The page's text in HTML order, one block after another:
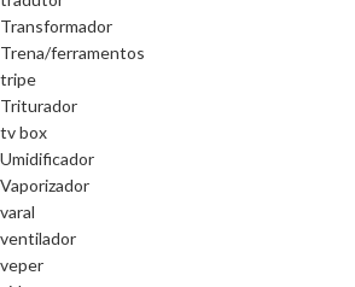
Transformador
Trena/ferramentos
tripe
Triturador
tv box
Umidificador
Vaporizador
varal
ventilador
veper